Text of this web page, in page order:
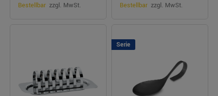
Bestellbar zzgl. MwSt.
Bestellbar zzgl. MwSt.
Serie